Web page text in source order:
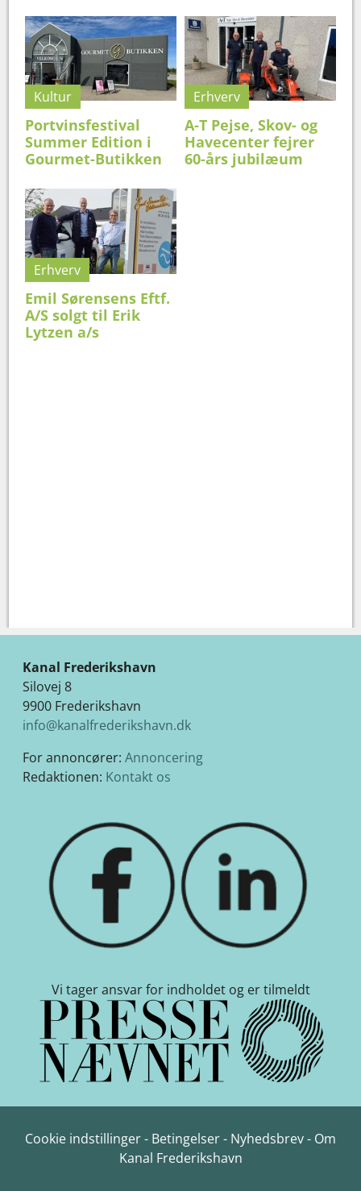
Kultur
Portvinsfestival
Summer Edition i
Gourmet-Butikken
Erhverv
A-T Pejse, Skov- og
Havecenter fejrer
60-års jubilæum
Erhverv
Emil Sørensens Eftf.
A/S solgt til Erik
Lytzen a/s
Kanal Frederikshavn
Silovej 8
9900 Frederikshavn
info@kanalfrederikshavn.dk
For annoncører: Annoncering
Redaktionen: Kontakt os
Vi tager ansvar for indholdet og er tilmeldt
Cookie indstillinger- Betingelser- Nyhedsbrev- Om
Kanal Frederikshavn